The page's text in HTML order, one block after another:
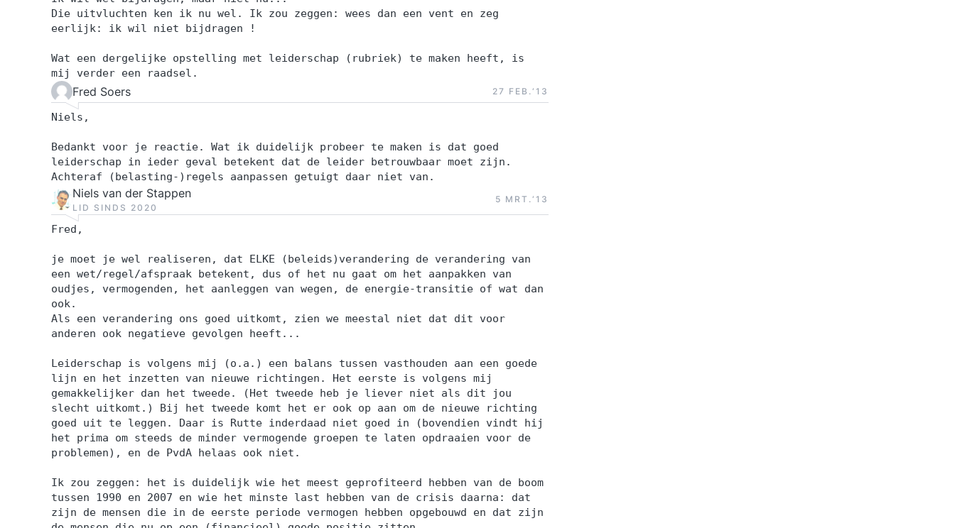
Die uitvluchten ken ik nu wel. Ik zou zeggen: wees dan een vent en zeg
eerlijk: ik wil niet bijdragen !
Wat een dergelijke opstelling met leiderschap (rubriek) te maken heeft, is
mij verder een raadsel.
Fred Soers 27 FEB.‘13
Niels,
Bedankt voor je reactie. Wat ik duidelijk probeer te maken is dat goed
leiderschap in ieder geval betekent dat de leider betrouwbaar moet zijn.
Achteraf (belasting-)regels aanpassen getuigt daar niet van.
Niels van der Stappen
LID SINDS 2020
5 MRT.‘13
Fred,
je moet je wel realiseren, dat ELKE (beleids)verandering de verandering van
een wet/regel/afspraak betekent, dus of het nu gaat om het aanpakken van
oudjes, vermogenden, het aanleggen van wegen, de energie-transitie of wat dan
ook.
Als een verandering ons goed uitkomt, zien we meestal niet dat dit voor
anderen ook negatieve gevolgen heeft...
Leiderschap is volgens mij (o.a.) een balans tussen vasthouden aan een goede
lijn en het inzetten van nieuwe richtingen. Het eerste is volgens mij
gemakkelijker dan het tweede. (Het tweede heb je liever niet als dit jou
slecht uitkomt.) Bij het tweede komt het er ook op aan om de nieuwe richting
goed uit te leggen. Daar is Rutte inderdaad niet goed in (bovendien vindt hij
het prima om steeds de minder vermogende groepen te laten opdraaien voor de
problemen), en de PvdA helaas ook niet.
Ik zou zeggen: het is duidelijk wie het meest geprofiteerd hebben van de boom
tussen 1990 en 2007 en wie het minste last hebben van de crisis daarna: dat
zijn de mensen die in de eerste periode vermogen hebben opgebouwd en dat zijn